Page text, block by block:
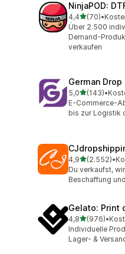
NinjaPOD:
4,4von 5
(70)
70 •
Über 2.500
Demand-
verkaufen
German Drop
5,0von 5
(143)
143 •
E-Commerce-
bis zur Logistik
4,9von 5
(2.552)
2552 •
Du verkaufst,
Beschaffung
Gelato: Print
4,8von 5
(976)
976 •
Individuelle
Lager- &